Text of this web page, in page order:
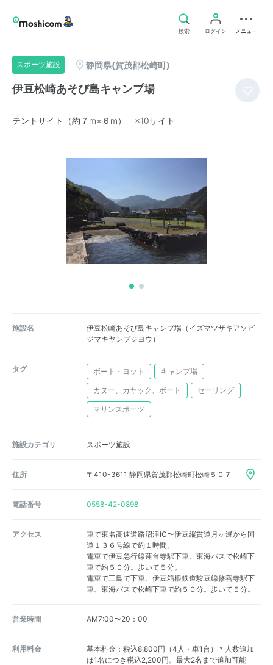
検索 ログイン メニュー
スポーツ施設 静岡県(賀茂郡松崎町)
伊豆松崎あそび島キャンプ場
テントサイト（約７m×６m） ×10サイト
施設名
伊豆松崎あそび島キャンプ場（イズマツザキアソビ
ジマキヤンプジヨウ）
タグ ボート・ヨット キャンプ場
カヌー、カヤック、ボート セーリング
マリンスポーツ
施設カテゴリ スポーツ施設
住所 〒410-3611 静岡県賀茂郡松崎町松崎５０７
電話番号 0558-42-0898
アクセス
車で東名高速道路沼津IC〜伊豆縦貫道月ヶ瀬から国
道１３６号線で約１時間。
電車で伊豆急行線蓮台寺駅下車、東海バスで松崎下
車で約５０分。歩いて５分。
電車で三島で下車、伊豆箱根鉄道駿豆線修善寺駅下
車、東海バスで松崎下車で約５０分。歩いて５分。
営業時間 AM7:00〜20：00
利用料金
基本料金：税込8,800円（4人・車1台）＊人数追加
は1名につき税込2,200円。最大2名まで追加可能